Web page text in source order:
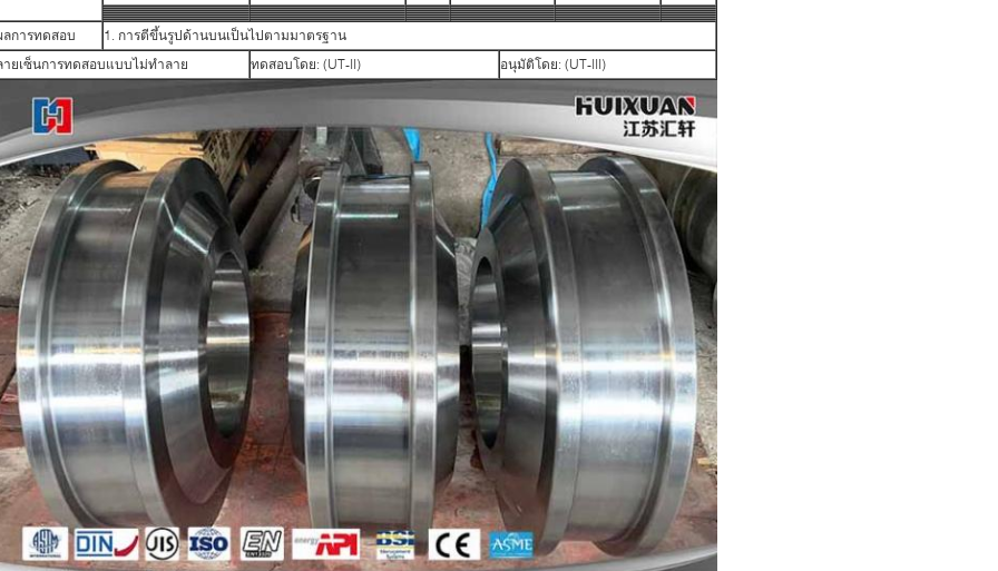
ลการทดสอบ
1. การตีขึ้นรูปด้านบนเป็นไปตามมาตรฐาน
ายเซ็นการทดสอบแบบไม่ทำลาย
ทดสอบโดย: (UT-II) อนุมัติโดย: (UT-III)